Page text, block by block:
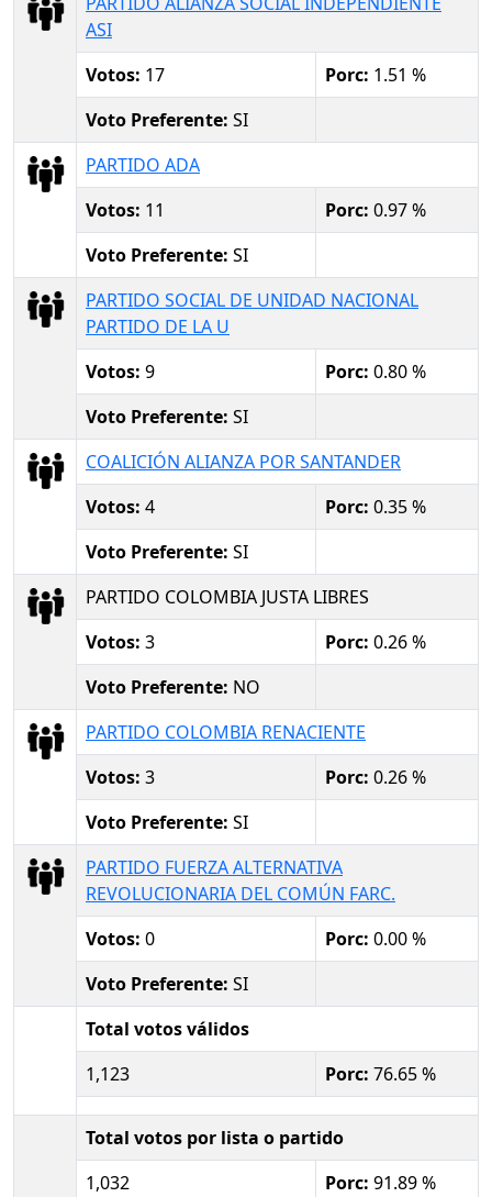
ASI
Votos: 17 Porc: 1.51 %
Voto Preferente: SI
PARTIDO ADA
Votos: 11 Porc: 0.97 %
Voto Preferente: SI
PARTIDO SOCIAL DE UNIDAD NACIONAL
PARTIDO DE LA U
Votos: 9 Porc: 0.80 %
Voto Preferente: SI
COALICIÓN ALIANZA POR SANTANDER
Votos: 4 Porc: 0.35 %
Voto Preferente: SI
PARTIDO COLOMBIA JUSTA LIBRES
Votos: 3 Porc: 0.26 %
Voto Preferente: NO
PARTIDO COLOMBIA RENACIENTE
Votos: 3 Porc: 0.26 %
Voto Preferente: SI
PARTIDO FUERZA ALTERNATIVA
REVOLUCIONARIA DEL COMÚN FARC.
Votos: 0 Porc: 0.00 %
Voto Preferente: SI
Total votos válidos
1,123
Porc: 76.65 %
Total votos por lista o partido
1,032
Porc: 91.89 %